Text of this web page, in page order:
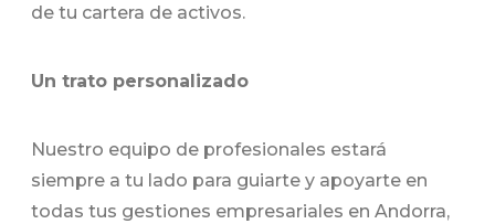
de tu cartera de activos.
Un trato personalizado
Nuestro equipo de profesionales estará
siempre a tu lado para guiarte y apoyarte en
todas tus gestiones empresariales en Andorra,